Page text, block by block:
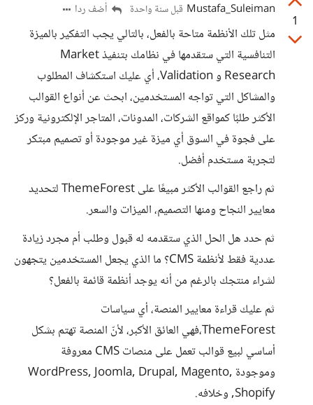
1
Mustafa_Suleiman قبل سنة واحدة أضف ردا
مثل تلك الأنظمة متاحة بالفعل، بالتالي يجب التفكير بالميزة
التنافسية التي ستقدمها في نظامك بتنفيذ Market
Research و Validation، أي عليك استكشاف المطلوب
والمشاكل التي تواجه المستخدمين، ابحث عن أنواع القوالب
الأكثر طلبًا كمواقع الشركات، المدونات، المتاجر الإلكترونية وركز
على فجوة في السوق أي ميزة غير موجودة أو تصميم مبتكر
لتجربة مستخدم أفضل.
ثم راجع القوالب الأكثر مبيعًا على ThemeForest لتحديد
معايير النجاح ومنها التصميم، الميزات والسعر.
ثم حدد هل الحل الذي ستقدمه له قبول وطلب أم مجرد زيادة
عددية فقط لأنظمة CMS؟ ما الذي يجعل المستخدمين يتجهون
لشراء منتجك بالرغم من أنه يوجد أنظمة قائمة بالفعل؟
ثم عليك قراءة معايير المنصة، أي سياسات
ThemeForest،فهي العائق الأكبر، لأنّ المنصة تهتم بشكل
أساسي لبيع قوالب تعمل على منصات CMS معروفة
وموجودة WordPress, Joomla, Drupal, Magento,
Shopify, وخلافه.